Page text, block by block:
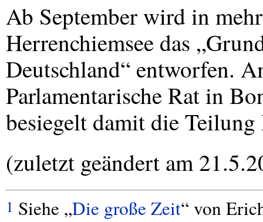
Ab September wird in
Herrenchiemsee das
Deutschland“ entworfen.
Parlamentarische Rat in
besiegelt damit die Teilung
(zuletzt geändert am
1 Siehe „Die große Zeit“ von